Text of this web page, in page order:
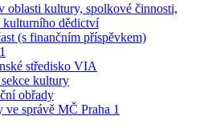
oblasti kultury, spolkové činnosti,
kulturního dědictví
(s finančním příspěvkem)
středisko VIA
kultury
obřady
ve správě MČ Praha 1